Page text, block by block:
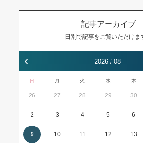
記事アーカイブ
日別で記事をご覧いただけま
‹ 2026 / 08
日 月 火 水 木
26 27 28 29 30
2 3 4 5 6
9 10 11 12 13